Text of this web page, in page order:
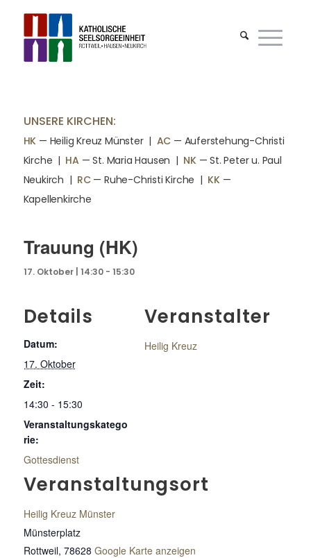
UNSERE KIRCHEN:
HK — Heilig Kreuz Münster | AC — Auferstehung-Christi
Kirche | HA — St. Maria Hausen | NK— St. Peter u. Paul
Neukirch | RC— Ruhe-Christi Kirche | KK—
Kapellenkirche
Trauung (HK)
17. Oktober | 14:30- 15:30
Details
Datum:
17. Oktober
Zeit:
14:30 - 15:30
Veranstaltungskatego
rie:
Gottesdienst
Veranstaltungsort
Heilig Kreuz Münster
Münsterplatz
Rottweil, 78628 Google Karte anzeigen
Veranstalter
Heilig Kreuz